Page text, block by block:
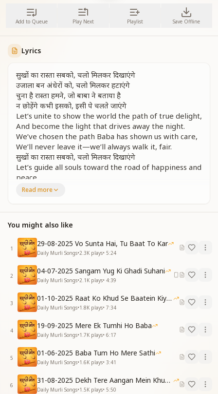
Add to Queue Play Next Playlist Save Offline
Lyrics
सुखों का रास्ता सबको, चलो मिलकर दिखाएंगे
उजाला बन अंधेरों को, चलो मिलकर हटाएंगे
चुना है रास्ता हमने, जो बाबा ने बताया है
न छोड़ेंगे कभी इसको, इसी पे चलते जाएंगे
Let’s unite to show the world the path of true delight,
And become the light that drives away the night.
We’ve chosen the path Baba has shown us with care,
We’ll never leave it—we’ll always walk it, fair.
सुखों का रास्ता सबको, चलो मिलकर दिखाएंगे
Let’s guide all souls toward the road of happiness and
peace.
हमें जो हौसला देता, मिला है ज्ञान ये ऐसा
This knowledge gives us courage—it’s a sacred gift
received,
It reminds us of who we truly are, and helps us to
believe.
This knowledge gives us strength anew, awakens our
true form,
A shining soul, beyond the body—radiant, pure, and
warm.
मिला जो ज्ञान बाबा का, उसे जीवन में लाएंगे
सुखों का रास्ता सबको, चलो मिलकर दिखाएंगे
उजाला बन अंधेरों को, चलो मिलकर हटाएंगे
The knowledge we’ve received from Baba, we’ll
bring into our lives,
And lead others toward joy, where inner truth
thrives.
As light, we’ll erase the shadows of pain,
Read more
You might also like
1
29-08-2025 Vo Sunta Hai, Tu Baat To Kar
Daily Murli Songs•2.3K plays• 5:24
2
04-07-2025 Sangam Yug Ki Ghadi Suhani
Daily Murli Songs•2.1K plays• 4:39
3
01-10-2025 Raat Ko Khud Se Baatein Kiya Kijiye
Daily Murli Songs•1.8K plays• 7:34
4
19-09-2025 Mere Ek Tumhi Ho Baba
Daily Murli Songs•1.7K plays• 6:17
5
01-06-2025 Baba Tum Ho Mere Sathi
Daily Murli Songs•1.6K plays• 3:41
6
31-08-2025 Dekh Tere Aangan Mein Khud Bhagwan
Daily Murli Songs•1.5K plays• 5:50